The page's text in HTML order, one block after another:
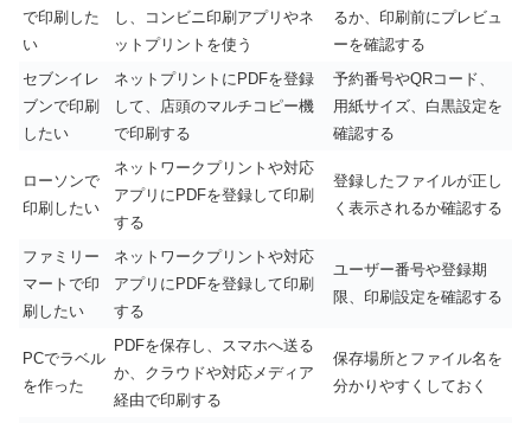
で印刷した
い
し、コンビニ印刷アプリやネ
ットプリントを使う
るか、印刷前にプレビュ
ーを確認する
セブンイレ
ブンで印刷
したい
ネットプリントにPDFを登録
して、店頭のマルチコピー機
で印刷する
予約番号やQRコード、
用紙サイズ、白黒設定を
確認する
ローソンで
印刷したい
ネットワークプリントや対応
アプリにPDFを登録して印刷
する
登録したファイルが正し
く表示されるか確認する
ファミリー
マートで印
刷したい
ネットワークプリントや対応
アプリにPDFを登録して印刷
する
ユーザー番号や登録期
限、印刷設定を確認する
PCでラベル
を作った
PDFを保存し、スマホへ送る
か、クラウドや対応メディア
経由で印刷する
保存場所とファイル名を
分かりやすくしておく